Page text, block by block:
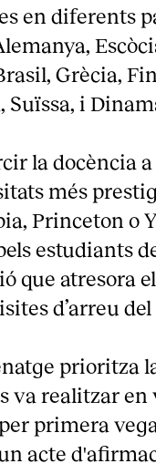
en diferents
Grècia,
Suïssa, i
la docència
més
Princeton o
estudiants
que atresora
d’arreu
prioritza
va realitzar en
primera
acte